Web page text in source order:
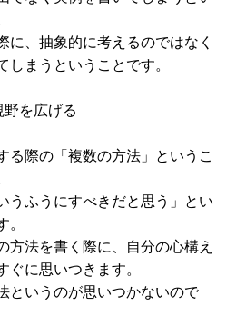
、抽象的に考えるのではなく
まうということです。
を広げる
際の「複数の方法」というこ
うふうにすべきだと思う」とい
法を書く際に、自分の心構え
に思いつきます。
というのが思いつかないので